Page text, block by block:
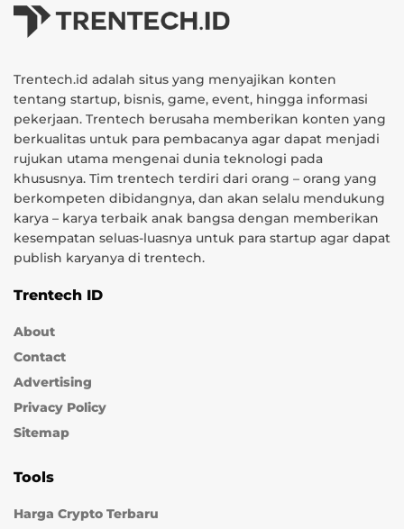
Trentech.id adalah situs yang menyajikan konten
tentang startup, bisnis, game, event, hingga informasi
pekerjaan. Trentech berusaha memberikan konten yang
berkualitas untuk para pembacanya agar dapat menjadi
rujukan utama mengenai dunia teknologi pada
khususnya. Tim trentech terdiri dari orang – orang yang
berkompeten dibidangnya, dan akan selalu mendukung
karya – karya terbaik anak bangsa dengan memberikan
kesempatan seluas-luasnya untuk para startup agar dapat
publish karyanya di trentech.
Trentech ID
About
Contact
Advertising
Privacy Policy
Sitemap
Tools
Harga Crypto Terbaru